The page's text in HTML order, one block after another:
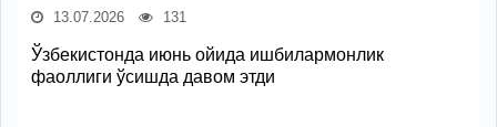
13.07.2026 131
Ўзбекистонда июнь ойида ишбилармонлик
фаоллиги ўсишда давом этди